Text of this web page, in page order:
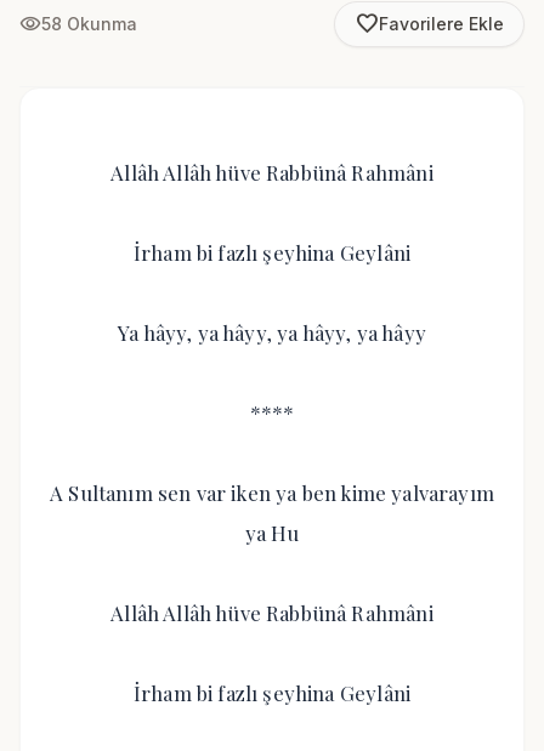
visibility58 Okunma favorite_borderFavorilere Ekle
Allâh Allâh hüve Rabbünâ Rahmâni
İrham bi fazlı şeyhina Geylâni
Ya hâyy, ya hâyy, ya hâyy, ya hâyy
****
A Sultanım sen var iken ya ben kime yalvarayım
ya Hu
Allâh Allâh hüve Rabbünâ Rahmâni
İrham bi fazlı şeyhina Geylâni